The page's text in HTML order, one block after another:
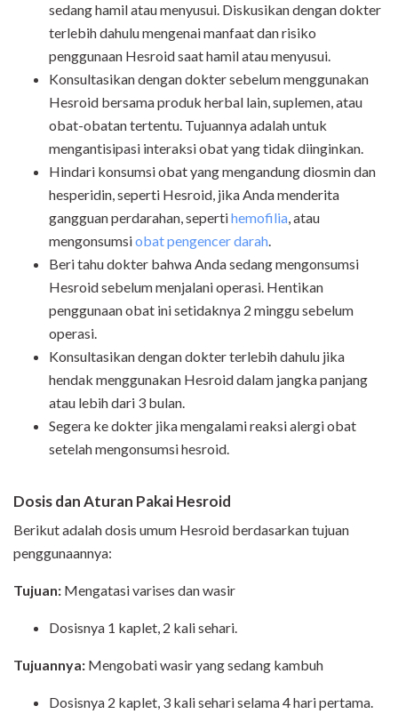
sedang hamil atau menyusui. Diskusikan dengan dokter
terlebih dahulu mengenai manfaat dan risiko
penggunaan Hesroid saat hamil atau menyusui.
Konsultasikan dengan dokter sebelum menggunakan
Hesroid bersama produk herbal lain, suplemen, atau
obat-obatan tertentu. Tujuannya adalah untuk
mengantisipasi interaksi obat yang tidak diinginkan.
Hindari konsumsi obat yang mengandung diosmin dan
hesperidin, seperti Hesroid, jika Anda menderita
gangguan perdarahan, sepertihemofilia, atau
mengonsumsiobat pengencer darah.
Beri tahu dokter bahwa Anda sedang mengonsumsi
Hesroid sebelum menjalani operasi. Hentikan
penggunaan obat ini setidaknya 2 minggu sebelum
operasi.
Konsultasikan dengan dokter terlebih dahulu jika
hendak menggunakan Hesroid dalam jangka panjang
atau lebih dari 3 bulan.
Segera ke dokter jika mengalami reaksi alergi obat
setelah mengonsumsi hesroid.
Dosis dan Aturan Pakai Hesroid
Berikut adalah dosis umum Hesroid berdasarkan tujuan
penggunaannya:
Tujuan: Mengatasi varises dan wasir
Dosisnya 1 kaplet, 2 kali sehari.
Tujuannya: Mengobati wasir yang sedang kambuh
Dosisnya 2 kaplet, 3 kali sehari selama 4 hari pertama.